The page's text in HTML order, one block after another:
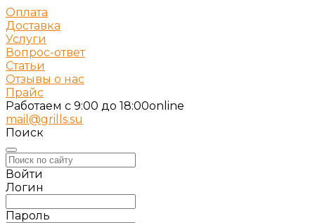
Оплата
Доставка
Услуги
Вопрос-ответ
Статьи
Отзывы о нас
Прайс
Работаем c 9:00 до 18:00online
mail@grills.su
Поиск
Войти
Логин
Пароль